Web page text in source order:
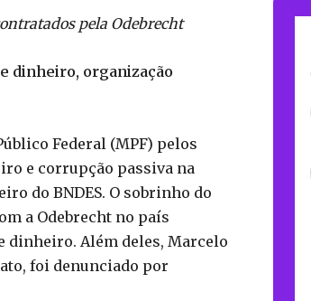
pela Odebrecht
dinheiro, organização
Federal (MPF) pelos
e corrupção passiva na
do BNDES. O sobrinho do
a Odebrecht no país
dinheiro. Além deles, Marcelo
foi denunciado por